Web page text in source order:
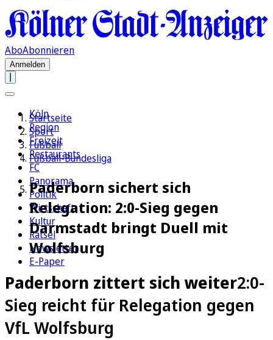
AboAbonnieren
Anmelden
Köln
Region
Freizeit
Restaurants
FC
Panorama
Politik
Wirtschaft
Kultur
Rätsel
Newsletter
E-Paper
Startseite
Sport
Fußball
Fußball-Bundesliga
Paderborn sichert sich
Relegation: 2:0-Sieg gegen
Darmstadt bringt Duell mit
Wolfsburg
Paderborn zittert sich weiter2:0-
Sieg reicht für Relegation gegen
VfL Wolfsburg